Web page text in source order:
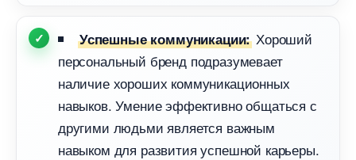
Успешные коммуникации: Хороший
персональный бренд подразумевает
наличие хороших коммуникационных
навыков. Умение эффективно общаться с
другими людьми является важным
навыком для развития успешной карьеры.